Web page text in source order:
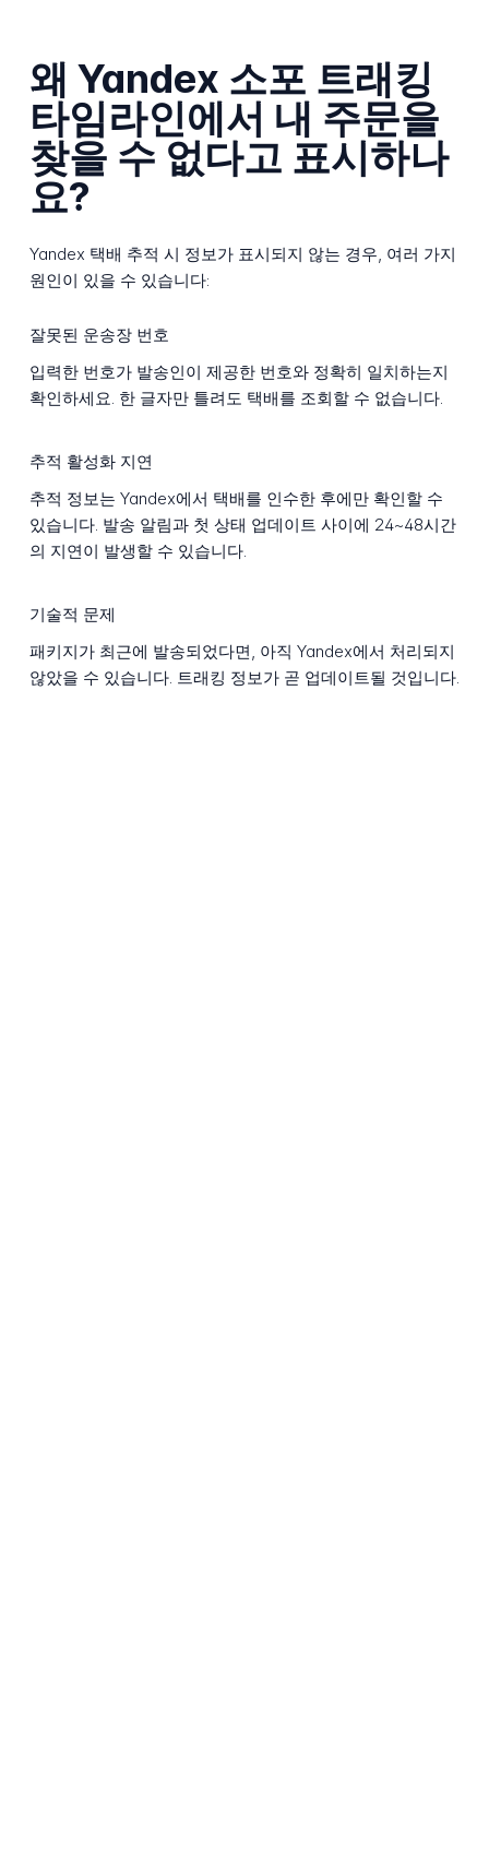
왜 Yandex 소포 트래킹
타임라인에서 내 주문을
찾을 수 없다고 표시하나
요?
Yandex 택배 추적 시 정보가 표시되지 않는 경우, 여러 가지
원인이 있을 수 있습니다:
잘못된 운송장 번호
입력한 번호가 발송인이 제공한 번호와 정확히 일치하는지
확인하세요. 한 글자만 틀려도 택배를 조회할 수 없습니다.
추적 활성화 지연
추적 정보는 Yandex에서 택배를 인수한 후에만 확인할 수
있습니다. 발송 알림과 첫 상태 업데이트 사이에 24~48시간
의 지연이 발생할 수 있습니다.
기술적 문제
패키지가 최근에 발송되었다면, 아직 Yandex에서 처리되지
않았을 수 있습니다. 트래킹 정보가 곧 업데이트될 것입니다.